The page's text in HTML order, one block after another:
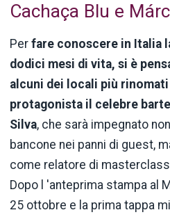
Cachaça Blu e
Per fare conoscere in Italia
dodici mesi di vita, si è
alcuni dei locali più
protagonista il celebre
Silva, che sarà impegnato
bancone nei panni di guest,
come relatore di
Dopo l 'anteprima stampa al
25 ottobre e la prima tappa